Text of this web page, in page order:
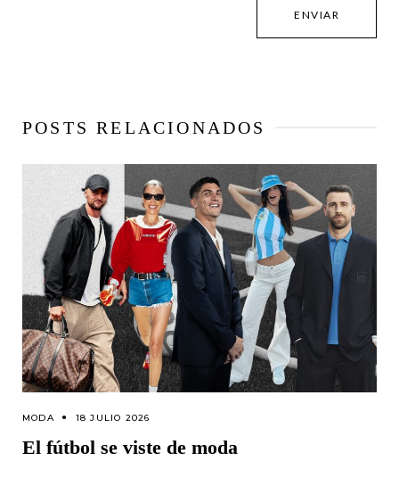
POSTS RELACIONADOS
MODA 18 JULIO 2026
El fútbol se viste de moda